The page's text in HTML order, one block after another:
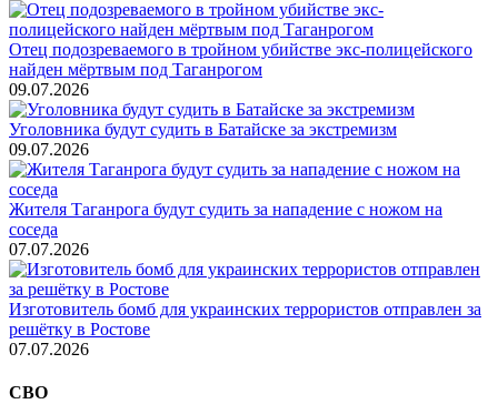
Отец подозреваемого в тройном убийстве экс-полицейского
найден мёртвым под Таганрогом
09.07.2026
Уголовника будут судить в Батайске за экстремизм
09.07.2026
Жителя Таганрога будут судить за нападение с ножом на
соседа
07.07.2026
Изготовитель бомб для украинских террористов отправлен за
решётку в Ростове
07.07.2026
СВО